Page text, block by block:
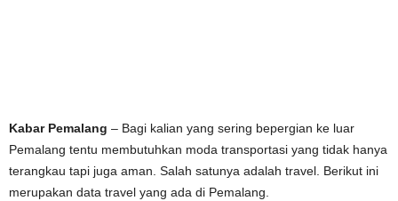
Kabar Pemalang – Bagi kalian yang sering bepergian ke luar
Pemalang tentu membutuhkan moda transportasi yang tidak hanya
terangkau tapi juga aman. Salah satunya adalah travel. Berikut ini
merupakan data travel yang ada di Pemalang.